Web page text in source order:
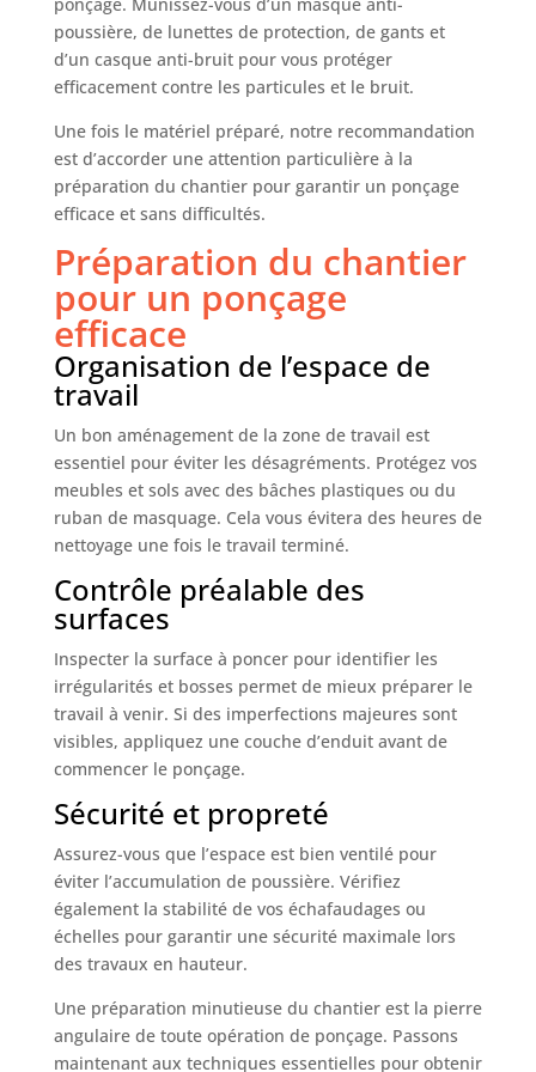
de ponçage très fins que pour tout autre travail.
👍【Nombreuses utilisations 】: vous pouvez donc
les polir et les poncer pour la voiture, le bois, le
métal, le plastique et l'artisanat. Durable et très
bon résultat de ponçage. Pour des travaux de
ponçage plus petits et plus fins
poussière, de lunettes de protection, de gants et
d’un casque anti-bruit pour vous protéger
efficacement contre les particules et le bruit.
Une fois le matériel préparé, notre recommandation
est d’accorder une attention particulière à la
préparation du chantier pour garantir un ponçage
efficace et sans difficultés.
Préparation du chantier
pour un ponçage
efficace
Organisation de l’espace de
travail
Un bon aménagement de la zone de travail est
essentiel pour éviter les désagréments. Protégez vos
meubles et sols avec des bâches plastiques ou du
ruban de masquage. Cela vous évitera des heures de
nettoyage une fois le travail terminé.
Contrôle préalable des
surfaces
Inspecter la surface à poncer pour identifier les
irrégularités et bosses permet de mieux préparer le
travail à venir. Si des imperfections majeures sont
visibles, appliquez une couche d’enduit avant de
commencer le ponçage.
Sécurité et propreté
Assurez-vous que l’espace est bien ventilé pour
éviter l’accumulation de poussière. Vérifiez
également la stabilité de vos échafaudages ou
échelles pour garantir une sécurité maximale lors
des travaux en hauteur.
Une préparation minutieuse du chantier est la pierre
angulaire de toute opération de ponçage. Passons
maintenant aux techniques essentielles pour obtenir